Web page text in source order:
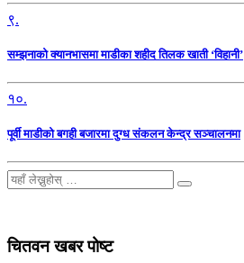
९.
सम्झनाको क्यानभासमा माडीका शहीद तिलक खाती ‘विहानी’
१०.
पूर्वी माडीको बगही बजारमा दुग्ध संकलन केन्द्र सञ्चालनमा
चितवन खबर पोष्ट